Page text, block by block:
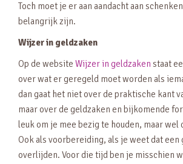
Toch moet je er aan aandacht aan
belangrijk zijn.
Wijzer in geldzaken
Op de website Wijzer in geldzaken staat
over wat er geregeld moet worden als
dan gaat het niet over de praktische kant
maar over de geldzaken en bijkomende
leuk om je mee bezig te houden, maar wel
Ook als voorbereiding, als je weet dat een
overlijden. Voor die tijd ben je misschien